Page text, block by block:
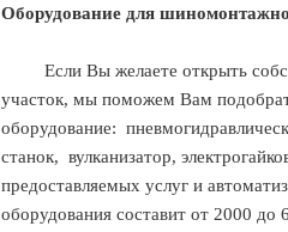
Оборудование для
Если Вы желаете открыть
участок, мы поможем Вам
оборудование:
станок, вулканизатор,
предоставляемых услуг и
оборудования составит от 2000